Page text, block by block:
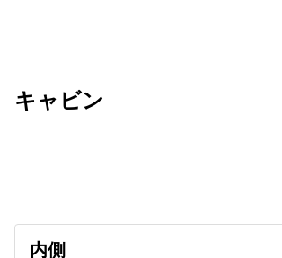
キャビン
内側